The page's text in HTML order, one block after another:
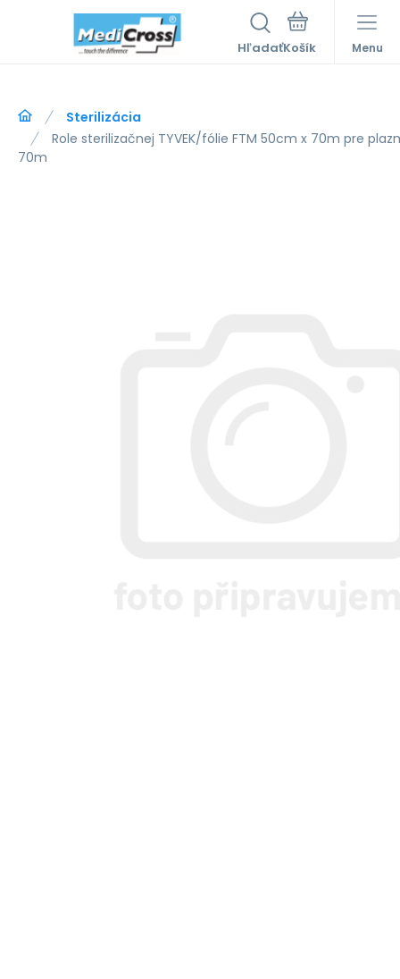
Hľadať Menu
Sterilizácia
Role sterilizačnej TYVEK/fólie FTM 50cm x 70m pre
70m